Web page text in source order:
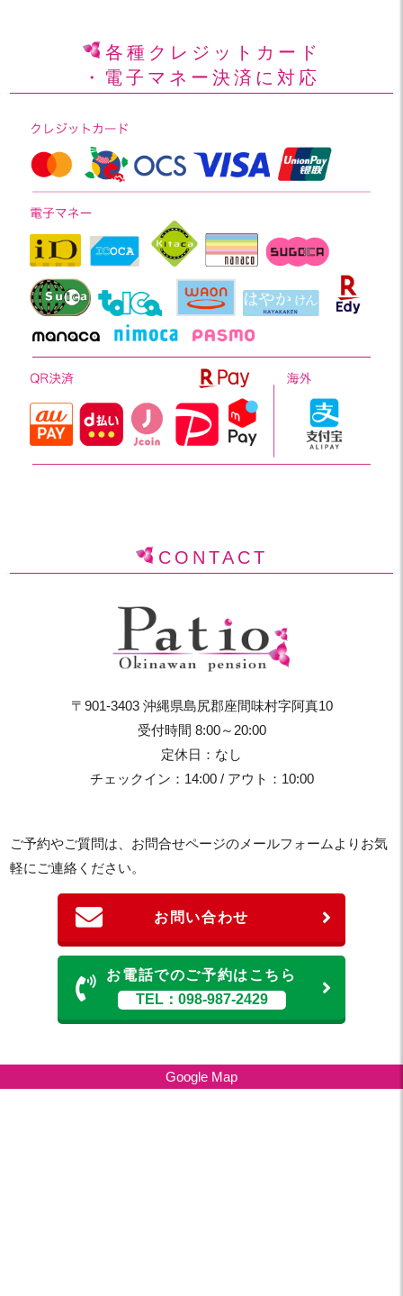
各種クレジットカード
・電子マネー決済に対応
CONTACT
〒901-3403 沖縄県島尻郡座間味村字阿真10
受付時間 8:00～20:00
定休日：なし
チェックイン：14:00 / アウト：10:00
ご予約やご質問は、お問合せページのメールフォームよりお気
軽にご連絡ください。
お問い合わせ
お電話でのご予約はこちら
TEL：098-987-2429
Google Map